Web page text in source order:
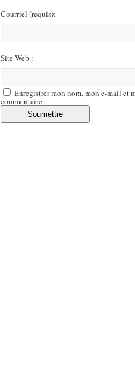
Courriel (requis):
Site Web :
Enregistrer mon nom, mon e-mail et
commentaire.